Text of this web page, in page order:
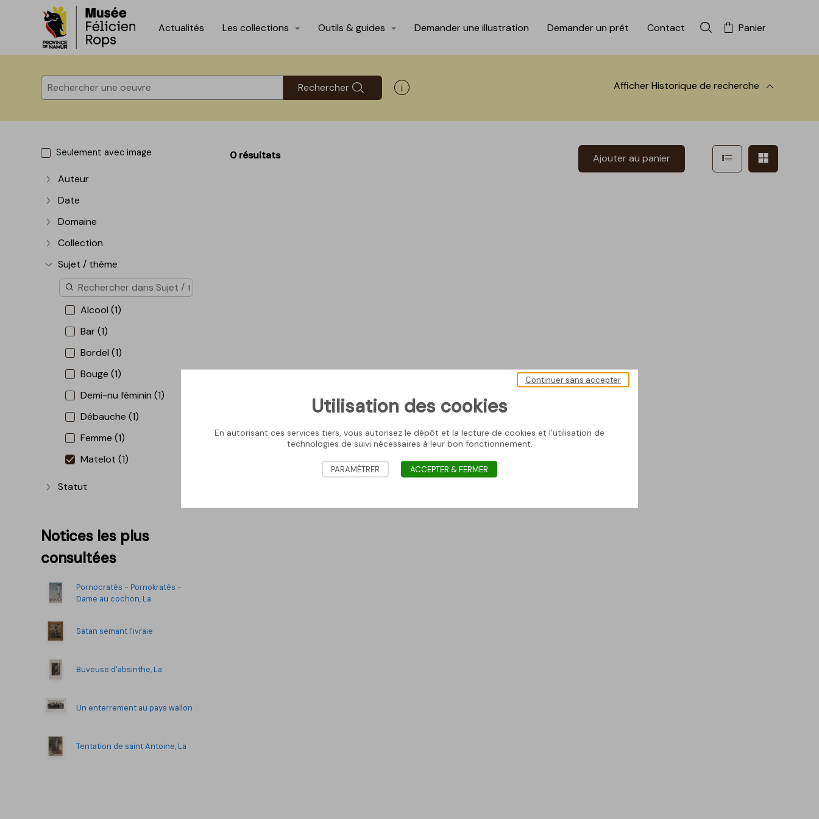
Accèder directement au contenu
Accèder directement au contenu
Actualités Les collections Outils & guides Demander une illustration Demander un prêt Contact Rechercher dans la
Panier
Rechercher Afficher les informations d'aide à la recherche AfficherHistorique de recherche
Seulement avec image
Afficher plus
Auteur
Afficher plus
Date
Afficher plus
Domaine
Afficher plus
Collection
Afficher plus
Sujet / thème
Alcool (1)
Bar (1)
Bordel (1)
Bouge (1)
Demi-nu féminin (1)
Débauche (1)
Femme (1)
Matelot (1)
Afficher plus
Statut
Notices les plus
consultées
Pornocratès - Pornokratès -
Dame au cochon, La
Satan semant l'ivraie
Buveuse d'absinthe, La
Un enterrement au pays wallon
Tentation de saint Antoine, La
0 résultats Ajouter au panier Afficher en mode
Utilisation des cookies
En autorisant ces services tiers, vous autorisez le dépôt et la lecture de cookies et l'utilisation de
technologies de suivi nécessaires à leur bon fonctionnement.
Continuer sans accepter
PARAMÉTRER ACCEPTER & FERMER